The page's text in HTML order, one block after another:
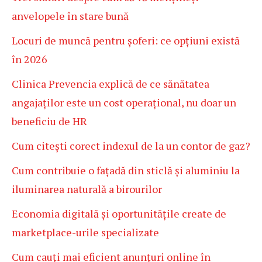
anvelopele în stare bună
Locuri de muncă pentru șoferi: ce opțiuni există
în 2026
Clinica Prevencia explică de ce sănătatea
angajaților este un cost operațional, nu doar un
beneficiu de HR
Cum citești corect indexul de la un contor de gaz?
Cum contribuie o fațadă din sticlă și aluminiu la
iluminarea naturală a birourilor
Economia digitală și oportunitățile create de
marketplace-urile specializate
Cum cauți mai eficient anunțuri online în